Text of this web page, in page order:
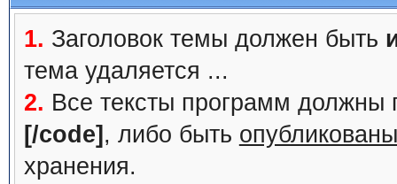
1. Заголовок темы должен быть
тема удаляется ...
2. Все тексты программ должны
[/code] , либо быть
хранения.